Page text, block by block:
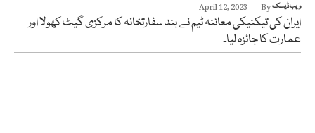
April 12, 2023 Byویب ڈیسک
ایران کی تیکنیکی معائنہ ٹیم نے بند سفارتخانہ کا مرکزی گیٹ کھولا اور
عمارت کا جائزہ لیا۔